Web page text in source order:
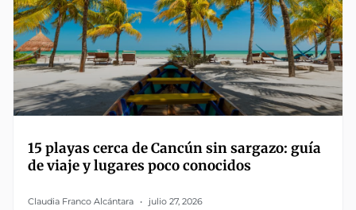
15 playas cerca de Cancún sin sargazo: guía
de viaje y lugares poco conocidos
Claudia Franco Alcántara julio 27, 2026